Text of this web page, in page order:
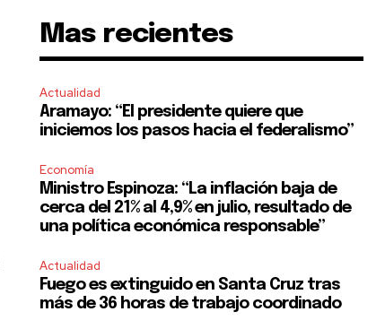
Mas recientes
Actualidad
Aramayo: “El presidente quiere que
iniciemos los pasos hacia el federalismo”
Economía
Ministro Espinoza: “La inflación baja de
cerca del 21% al 4,9% en julio, resultado de
una política económica responsable”
Actualidad
Fuego es extinguido en Santa Cruz tras
más de 36 horas de trabajo coordinado